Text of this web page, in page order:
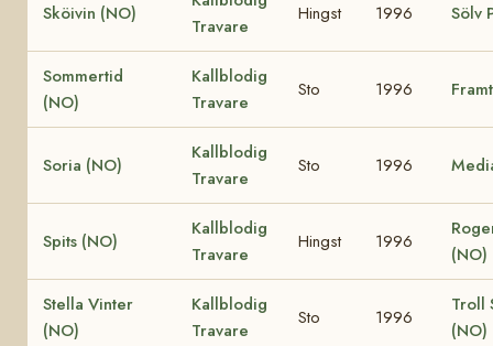
Sköivin (NO)
Travare
Hingst 1996 Sölv
Sommertid
(NO)
Kallblodig
Travare
Sto 1996
Soria (NO)
Kallblodig
Travare
Sto 1996
Spits (NO)
Kallblodig
Travare
Hingst 1996
(NO)
Stella Vinter
(NO)
Kallblodig
Travare
Sto 1996
Troll
(NO)